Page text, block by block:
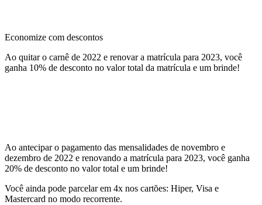
Economize com descontos
Ao quitar o carnê de 2022 e renovar a matrícula para 2023, você
ganha 10% de desconto no valor total da matrícula e um brinde!
Ao antecipar o pagamento das mensalidades de novembro e
dezembro de 2022 e renovando a matrícula para 2023, você ganha
20% de desconto no valor total e um brinde!
Você ainda pode parcelar em 4x nos cartões: Hiper, Visa e
Mastercard no modo recorrente.